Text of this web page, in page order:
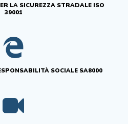
LA SICUREZZA STRADALE ISO
39001
SOCIALE SA8000